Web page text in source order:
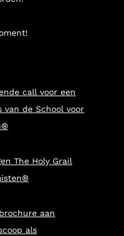
call voor een
van de School voor
The Holy Grail
aan
als